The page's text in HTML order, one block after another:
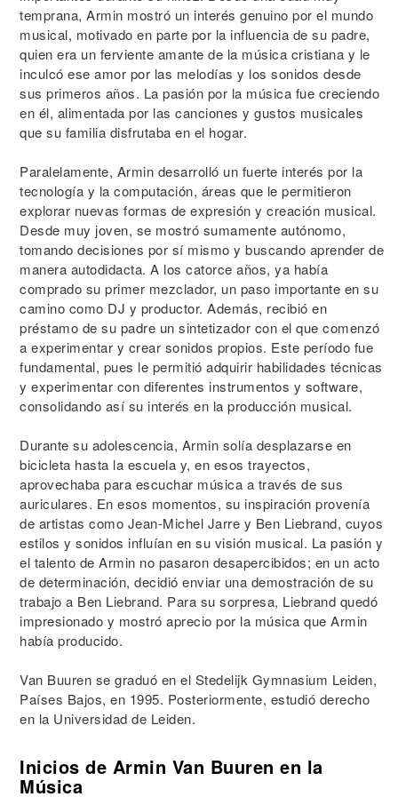
temprana, Armin mostró un interés genuino por el mundo
musical, motivado en parte por la influencia de su padre,
quien era un ferviente amante de la música cristiana y le
inculcó ese amor por las melodías y los sonidos desde
sus primeros años. La pasión por la música fue creciendo
en él, alimentada por las canciones y gustos musicales
que su familia disfrutaba en el hogar.
Paralelamente, Armin desarrolló un fuerte interés por la
tecnología y la computación, áreas que le permitieron
explorar nuevas formas de expresión y creación musical.
Desde muy joven, se mostró sumamente autónomo,
tomando decisiones por sí mismo y buscando aprender de
manera autodidacta. A los catorce años, ya había
comprado su primer mezclador, un paso importante en su
camino como DJ y productor. Además, recibió en
préstamo de su padre un sintetizador con el que comenzó
a experimentar y crear sonidos propios. Este período fue
fundamental, pues le permitió adquirir habilidades técnicas
y experimentar con diferentes instrumentos y software,
consolidando así su interés en la producción musical.
Durante su adolescencia, Armin solía desplazarse en
bicicleta hasta la escuela y, en esos trayectos,
aprovechaba para escuchar música a través de sus
auriculares. En esos momentos, su inspiración provenía
de artistas como Jean-Michel Jarre y Ben Liebrand, cuyos
estilos y sonidos influían en su visión musical. La pasión y
el talento de Armin no pasaron desapercibidos; en un acto
de determinación, decidió enviar una demostración de su
trabajo a Ben Liebrand. Para su sorpresa, Liebrand quedó
impresionado y mostró aprecio por la música que Armin
había producido.
Van Buuren se graduó en el Stedelijk Gymnasium Leiden,
Países Bajos, en 1995. Posteriormente, estudió derecho
en la Universidad de Leiden.
Inicios de Armin Van Buuren en la
Música